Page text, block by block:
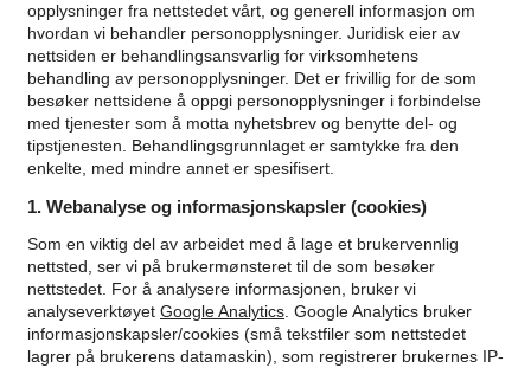
opplysninger fra nettstedet vårt, og generell informasjon om
hvordan vi behandler personopplysninger. Juridisk eier av
nettsiden er behandlingsansvarlig for virksomhetens
behandling av personopplysninger. Det er frivillig for de som
besøker nettsidene å oppgi personopplysninger i forbindelse
med tjenester som å motta nyhetsbrev og benytte del- og
tipstjenesten. Behandlingsgrunnlaget er samtykke fra den
enkelte, med mindre annet er spesifisert.
1. Webanalyse og informasjonskapsler (cookies)
Som en viktig del av arbeidet med å lage et brukervennlig
nettsted, ser vi på brukermønsteret til de som besøker
nettstedet. For å analysere informasjonen, bruker vi
analyseverktøyet Google Analytics. Google Analytics bruker
informasjonskapsler/cookies (små tekstfiler som nettstedet
lagrer på brukerens datamaskin), som registrerer brukernes IP-